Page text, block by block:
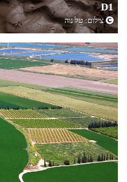
D1
צילום:טל נוה